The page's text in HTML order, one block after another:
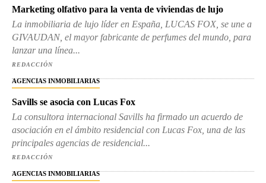
Marketing olfativo para la venta de viviendas de lujo
La inmobiliaria de lujo líder en España, LUCAS FOX, se une a
GIVAUDAN, el mayor fabricante de perfumes del mundo, para
lanzar una línea...
REDACCIÓN
AGENCIAS INMOBILIARIAS
Savills se asocia con Lucas Fox
La consultora internacional Savills ha firmado un acuerdo de
asociación en el ámbito residencial con Lucas Fox, una de las
principales agencias de residencial...
REDACCIÓN
AGENCIAS INMOBILIARIAS